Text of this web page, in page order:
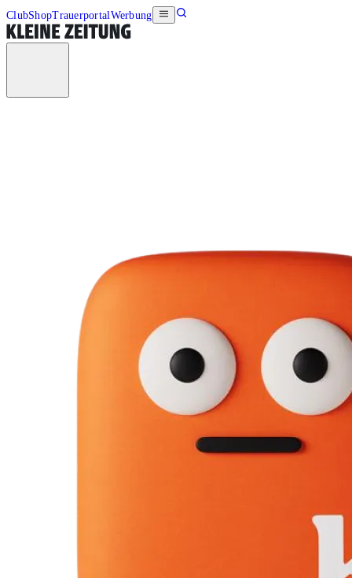
ClubShopTrauerportalWerbung